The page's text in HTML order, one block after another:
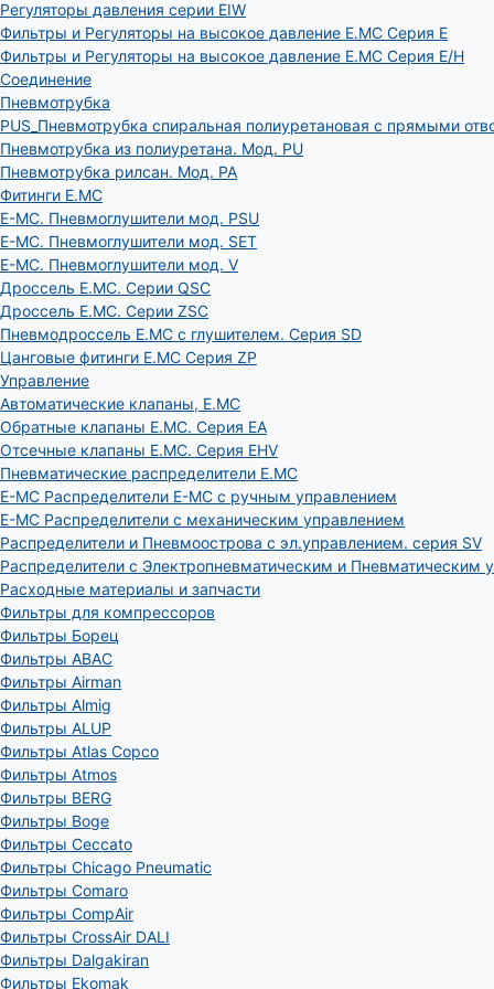
Регуляторы давления серии EIW
Фильтры и Регуляторы на высокое давление E.MC Серия E
Фильтры и Регуляторы на высокое давление E.MC Серия E/H
Соединение
Пневмотрубка
PUS_Пневмотрубка спиральная полиуретановая с прямыми
Пневмотрубка из полиуретана. Мод. РU
Пневмотрубка рилсан. Мод. PA
Фитинги E.MC
E-MC. Пневмоглушители мод. PSU
E-MC. Пневмоглушители мод. SET
E-MC. Пневмоглушители мод. V
Дроссель E.MC. Серии QSC
Дроссель E.MC. Серии ZSC
Пневмодроссель E.MC с глушителем. Серия SD
Цанговые фитинги E.MC Серия ZP
Управление
Автоматические клапаны, Е.МС
Обратные клапаны E.MC. Серия EA
Отсечные клапаны E.MC. Серия EHV
Пневматические распределители E.MC
E-MC Распределители E-MC с ручным управлением
E-MC Распределители с механическим управлением
Распределители и Пневмоострова с эл.управлением. серия SV
Распределители с Электропневматическим и Пневматическим
Расходные материалы и запчасти
Фильтры для компрессоров
Фильтры Борец
Фильтры ABAC
Фильтры Airman
Фильтры Almig
Фильтры ALUP
Фильтры Atlas Copco
Фильтры Atmos
Фильтры BERG
Фильтры Boge
Фильтры Ceccato
Фильтры Chicago Pneumatic
Фильтры Comaro
Фильтры CompAir
Фильтры CrossAir DALI
Фильтры Dalgakiran
Фильтры Ekomak